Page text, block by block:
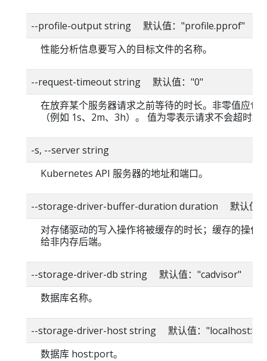
--profile-output string 默认值："profile.pprof"
性能分析信息要写入的目标文件的名称。
--request-timeout string 默认值："0"
在放弃某个服务器请求之前等待的时长。非零值应包
（例如 1s、2m、3h）。 值为零表示请求不会超时。
-s, --server string
Kubernetes API 服务器的地址和端口。
--storage-driver-buffer-duration duration 默认值
对存储驱动的写入操作将被缓存的时长；缓存的操作
给非内存后端。
--storage-driver-db string 默认值："cadvisor"
数据库名称。
--storage-driver-host string 默认值：
数据库 host:port。